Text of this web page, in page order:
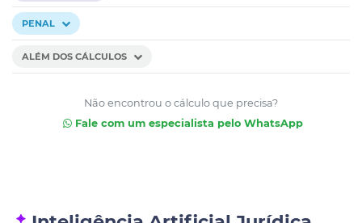
PENAL
ALÉM DOS CÁLCULOS
Não encontrou o cálculo que precisa?
Fale com um especialista pelo WhatsApp